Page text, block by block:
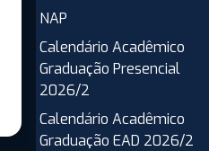
NAP
Calendário Acadêmico
Graduação Presencial
2026/2
Calendário Acadêmico
Graduação EAD 2026/2